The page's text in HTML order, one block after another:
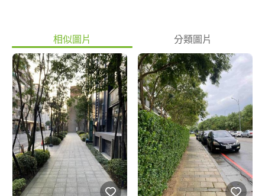
相似圖片 分類圖片